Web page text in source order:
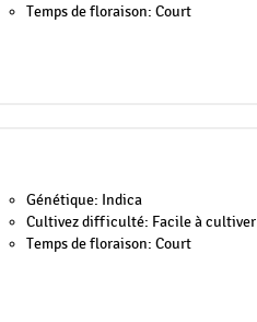
Temps de floraison: Court
Génétique: Indica
Cultivez difficulté: Facile à cultiver
Temps de floraison: Court